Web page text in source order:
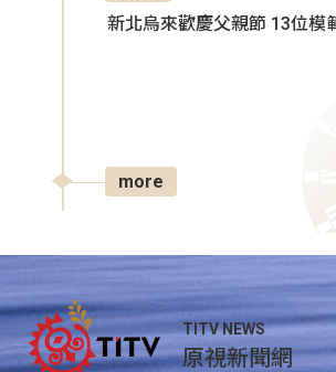
新北烏來歡慶父親節 13位模
more
TITV NEWS
原視新聞網